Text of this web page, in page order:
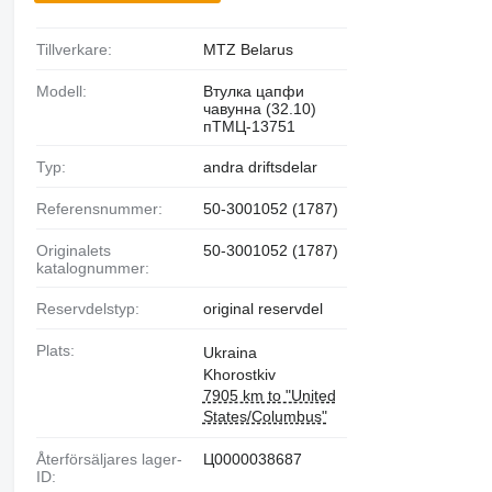
Tillverkare: MTZ Belarus
Modell:
Втулка цапфи
чавунна (32.10)
пТМЦ-13751
Typ: andra driftsdelar
Referensnummer: 50-3001052 (1787)
Originalets
katalognummer:
50-3001052 (1787)
Reservdelstyp: original reservdel
Plats:
Ukraina
Khorostkiv
7905 km to "United
States/Columbus"
Återförsäljares lager-
ID:
Ц0000038687